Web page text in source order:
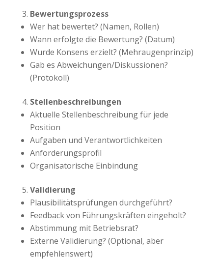
Bewertungsprozess
Wer hat bewertet? (Namen, Rollen)
Wann erfolgte die Bewertung? (Datum)
Wurde Konsens erzielt? (Mehraugenprinzip)
Gab es Abweichungen/Diskussionen?
(Protokoll)
Stellenbeschreibungen
Aktuelle Stellenbeschreibung für jede
Position
Aufgaben und Verantwortlichkeiten
Anforderungsprofil
Organisatorische Einbindung
Validierung
Plausibilitätsprüfungen durchgeführt?
Feedback von Führungskräften eingeholt?
Abstimmung mit Betriebsrat?
Externe Validierung? (Optional, aber
empfehlenswert)